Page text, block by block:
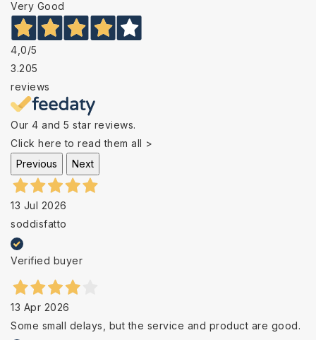
Very Good
4,0/5
3.205
reviews
Our 4 and 5 star reviews.
Click here to read them all >
Previous
Next
13 Jul 2026
soddisfatto
Verified buyer
13 Apr 2026
Some small delays, but the service and product are good.